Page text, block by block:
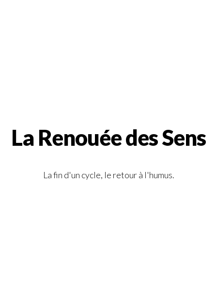
La Renouée des Sens
La fin d'un cycle, le retour à l'humus.